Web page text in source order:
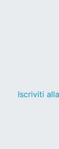
Iscriviti